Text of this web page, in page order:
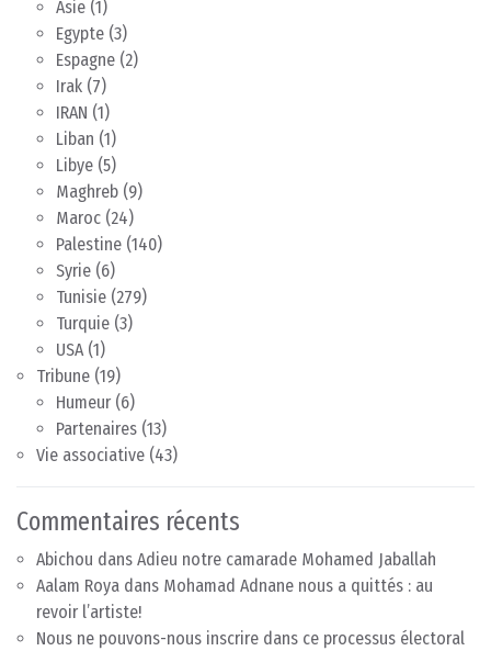
Asie (1)
Egypte (3)
Espagne (2)
Irak (7)
IRAN (1)
Liban (1)
Libye (5)
Maghreb (9)
Maroc (24)
Palestine (140)
Syrie (6)
Tunisie (279)
Turquie (3)
USA(1)
Tribune (19)
Humeur (6)
Partenaires (13)
Vie associative (43)
Commentaires récents
Abichou dans Adieu notre camarade Mohamed Jaballah
Aalam Roya dans Mohamad Adnane nous a quittés : au
revoir l’artiste!
Nous ne pouvons-nous inscrire dans ce processus électoral